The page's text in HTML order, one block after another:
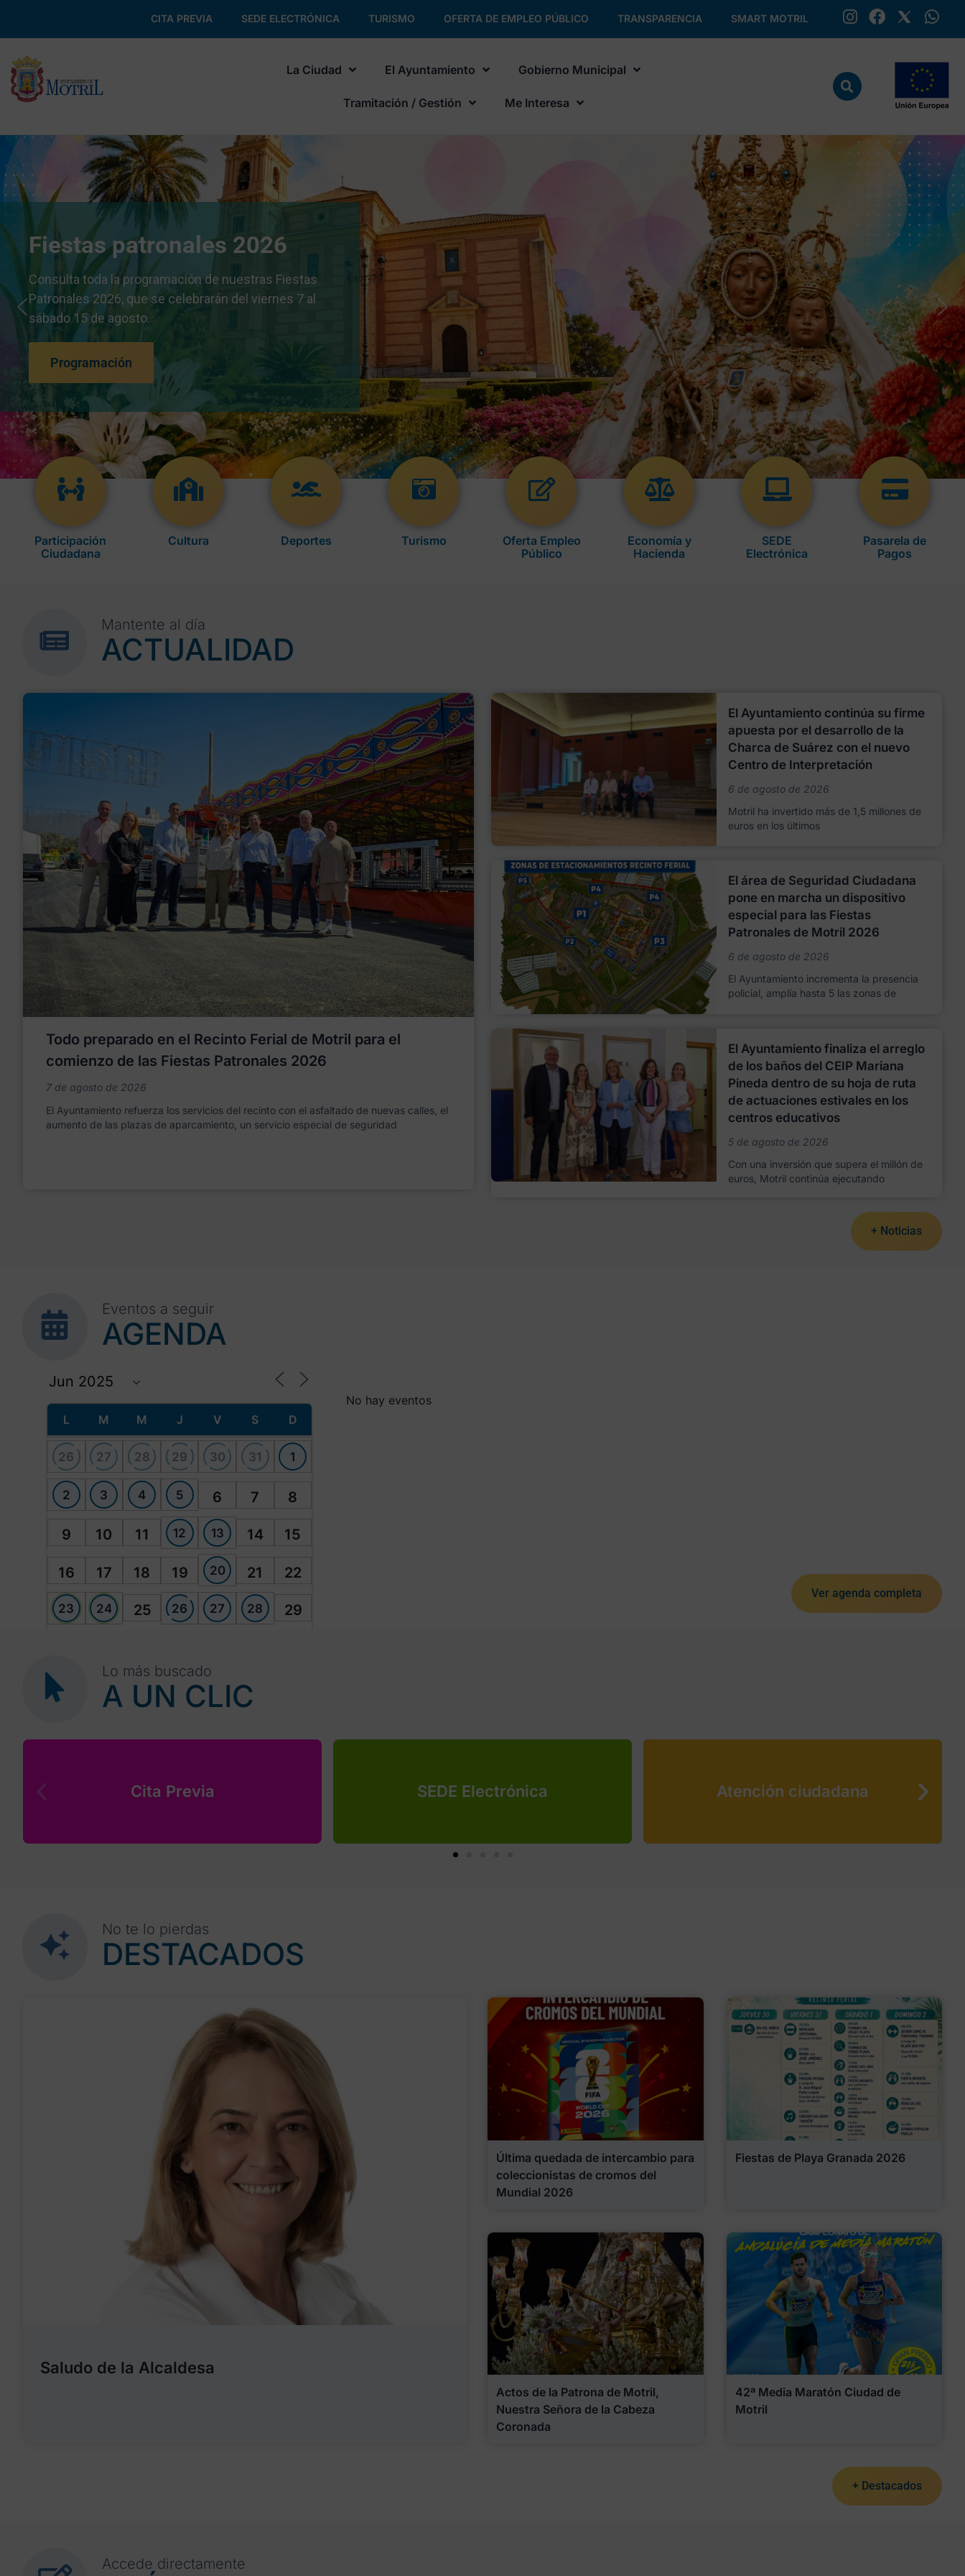
CITA PREVIA SEDE ELECTRÓNICA TURISMO OFERTA DE EMPLEO PÚBLICO TRANSPARENCIA SMART MOTRIL
La Ciudad El Ayuntamiento Gobierno Municipal
Tramitación / Gestión Me Interesa
Fiestas patronales 2026
Consulta toda la programación de nuestras Fiestas
Patronales 2026, que se celebrarán del viernes 7 al
sábado 15 de agosto.
Programación
Participación
Ciudadana
Cultura Deportes Turismo
Oferta Empleo
Público
Economía y
Hacienda
SEDE
Electrónica
Pasarela de
Pagos
Mantente al día
ACTUALIDAD
Todo preparado en el Recinto Ferial de Motril para el
comienzo de las Fiestas Patronales 2026
7 de agosto de 2026
El Ayuntamiento refuerza los servicios del recinto con el asfaltado de nuevas calles, el
aumento de las plazas de aparcamiento, un servicio especial de seguridad
El Ayuntamiento continúa su firme
apuesta por el desarrollo de la
Charca de Suárez con el nuevo
Centro de Interpretación
6 de agosto de 2026
Motril ha invertido más de 1,5 millones de
euros en los últimos
El área de Seguridad Ciudadana
pone en marcha un dispositivo
especial para las Fiestas
Patronales de Motril 2026
6 de agosto de 2026
El Ayuntamiento incrementa la presencia
policial, amplía hasta 5 las zonas de
El Ayuntamiento finaliza el arreglo
de los baños del CEIP Mariana
Pineda dentro de su hoja de ruta
de actuaciones estivales en los
centros educativos
5 de agosto de 2026
Con una inversión que supera el millón de
euros, Motril continúa ejecutando
+ Noticias
Eventos a seguir
AGENDA
L M M J V S D
26 27 28 29 30 31 1
2 3 4 5 6 7 8
9 10 11 12 13 14 15
16 17 18 19 20 21 22
23 24 25 26 27 28 29
No hay eventos
Ver agenda completa
Lo más buscado
A UN CLIC
Cita Previa SEDE Electrónica Atención ciudadana
No te lo pierdas
DESTACADOS
Saludo de la Alcaldesa
Última quedada de intercambio para
coleccionistas de cromos del
Mundial 2026
Fiestas de Playa Granada 2026
Actos de la Patrona de Motril,
Nuestra Señora de la Cabeza
Coronada
42ª Media Maratón Ciudad de
Motril
+ Destacados
Accede directamente